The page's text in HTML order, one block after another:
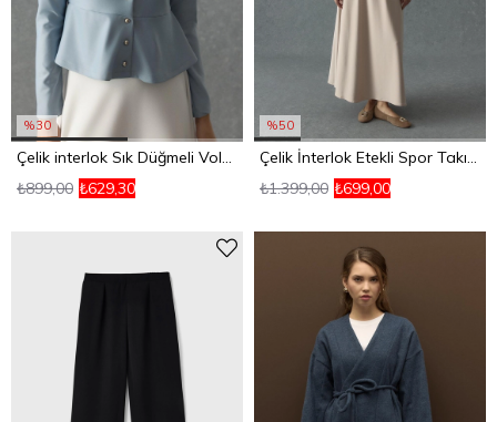
%30
Çelik interlok Sık Düğmeli Volanlı Hırka Açık Mavi
₺629,30
₺899,00
%50
Çelik İnterlok Etekli Spor Takım Taş
₺699,00
₺1.399,00